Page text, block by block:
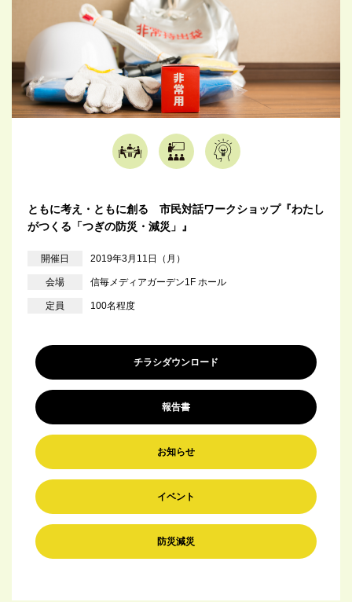
ともに考え・ともに創る 市民対話ワークショップ『わたし
がつくる「つぎの防災・減災」』
開催日 2019年3月11日（月）
会場 信毎メディアガーデン1F ホール
定員 100名程度
チラシダウンロード
報告書
お知らせ
イベント
防災減災